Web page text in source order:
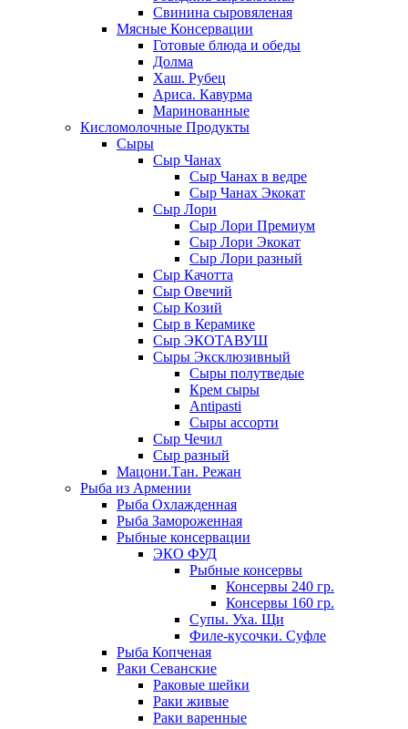
Свинина сыровяленая
Мясные Консервации
Готовые блюда и обеды
Долма
Хаш. Рубец
Ариса. Кавурма
Маринованные
Кисломолочные Продукты
Сыры
Сыр Чанах
Сыр Чанах в ведре
Сыр Чанах Экокат
Сыр Лори
Сыр Лори Премиум
Сыр Лори Экокат
Сыр Лори разный
Сыр Качотта
Сыр Овечий
Сыр Козий
Сыр в Керамике
Сыр ЭКОТАВУШ
Сыры Эксклюзивный
Сыры полутведые
Крем сыры
Antipasti
Сыры ассорти
Сыр Чечил
Сыр разный
Мацони.Тан. Режан
Рыба из Армении
Рыба Охлажденная
Рыба Замороженная
Рыбные консервации
ЭКО ФУД
Рыбные консервы
Консервы 240 гр.
Консервы 160 гр.
Супы. Уха. Щи
Филе-кусочки. Суфле
Рыба Копченая
Раки Севанские
Раковые шейки
Раки живые
Раки варенные